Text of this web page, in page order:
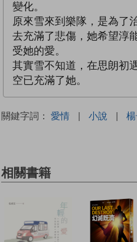
變化。
原來雪來到樂隊，是為了
去充滿了悲傷，她希望淳
受她的愛。
其實雪不知道，在思朗初
空已充滿了她。
關鍵字詞： 愛情 | 小說 |
相關書籍